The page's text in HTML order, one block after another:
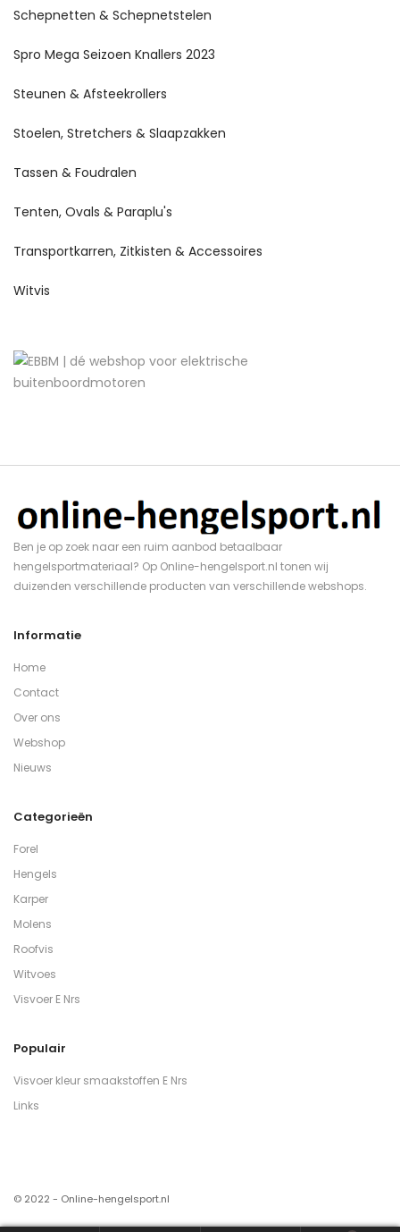
Schepnetten & Schepnetstelen
Spro Mega Seizoen Knallers 2023
Steunen & Afsteekrollers
Stoelen, Stretchers & Slaapzakken
Tassen & Foudralen
Tenten, Ovals & Paraplu's
Transportkarren, Zitkisten & Accessoires
Witvis
Ben je op zoek naar een ruim aanbod betaalbaar
hengelsportmateriaal? Op Online-hengelsport.nl tonen wij
duizenden verschillende producten van verschillende webshops.
Informatie
Home
Contact
Over ons
Webshop
Nieuws
Categorieën
Forel
Hengels
Karper
Molens
Roofvis
Witvoes
Visvoer E Nrs
Populair
Visvoer kleur smaakstoffen E Nrs
Links
© 2022 - Online-hengelsport.nl